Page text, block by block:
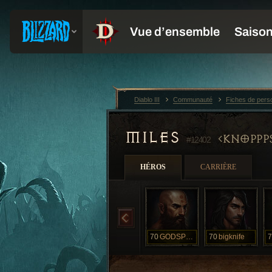
MILES #12402
HÉROS CARRIÈRE
70 GODSPEED 70 bigknife
Diablo III Communauté Fiches de